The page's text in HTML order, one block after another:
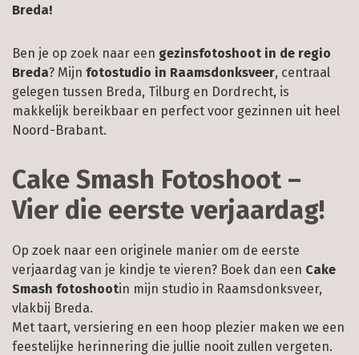
Breda!
Ben je op zoek naar een gezinsfotoshoot in de regio
Breda? Mijn fotostudio in Raamsdonksveer, centraal
gelegen tussen Breda, Tilburg en Dordrecht, is
makkelijk bereikbaar en perfect voor gezinnen uit heel
Noord-Brabant.
Cake Smash Fotoshoot –
Vier die eerste verjaardag!
Op zoek naar een originele manier om de eerste
verjaardag van je kindje te vieren? Boek dan een Cake
Smash fotoshootin mijn studio in Raamsdonksveer,
vlakbij Breda.
Met taart, versiering en een hoop plezier maken we een
feestelijke herinnering die jullie nooit zullen vergeten.